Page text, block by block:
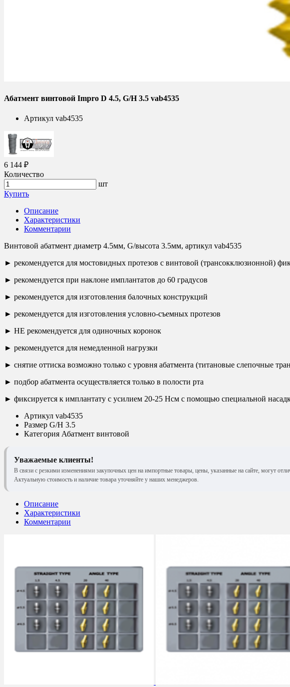
Абатмент винтовой Impro D 4.5, G/H 3.5 vab4535
Артикул vab4535
6 144 ₽
Количество
шт
Купить
Описание
Характеристики
Комментарии
Винтовой абатмент диаметр 4.5мм, G/высота 3.5мм, артикул vab4535
► рекомендуется для мостовидных протезов с винтовой (трансокклюзионной)
► рекомендуется при наклоне имплантатов до 60 градусов
► рекомендуется для изготовления балочных конструкций
► рекомендуется для изготовления условно-съемных протезов
► НЕ рекомендуется для одиночных коронок
► рекомендуется для немедленной нагрузки
► снятие оттиска возможно только с уровня абатмента (титановые слепочные
► подбор абатмента осуществляется только в полости рта
► фиксируется к имплантату с усилием 20-25 Нсм с помощью специальной
Артикул vab4535
Размер G/H 3.5
Категория Абатмент винтовой
Уважаемые клиенты!
В связи с резкими изменениями закупочных цен на импортные товары, цены, указанные на сайте, могут
Актуальную стоимость и наличие товара уточняйте у наших менеджеров.
Описание
Характеристики
Комментарии